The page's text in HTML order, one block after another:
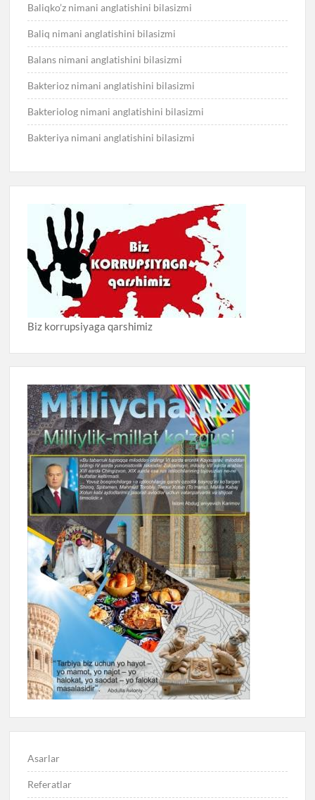
Baliqko’z nimani anglatishini bilasizmi
Baliq nimani anglatishini bilasizmi
Balans nimani anglatishini bilasizmi
Bakterioz nimani anglatishini bilasizmi
Bakteriolog nimani anglatishini bilasizmi
Bakteriya nimani anglatishini bilasizmi
Biz korrupsiyaga qarshimiz
Asarlar
Referatlar